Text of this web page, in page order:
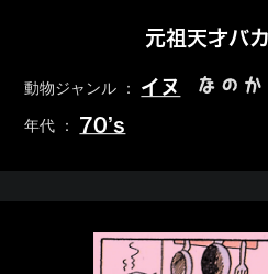
元祖天才バ
動物ジャンル ： イヌ なのか
年代 ： 70’s